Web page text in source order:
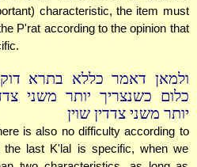
characteristic, the item must
P'rat according to the opinion that
ולמאן דאמר כללא בתרא
כלום כשנצריך יותר משני
יותר משני צדדין שוין
is also no difficulty according to
the last K'lal is specific, when we